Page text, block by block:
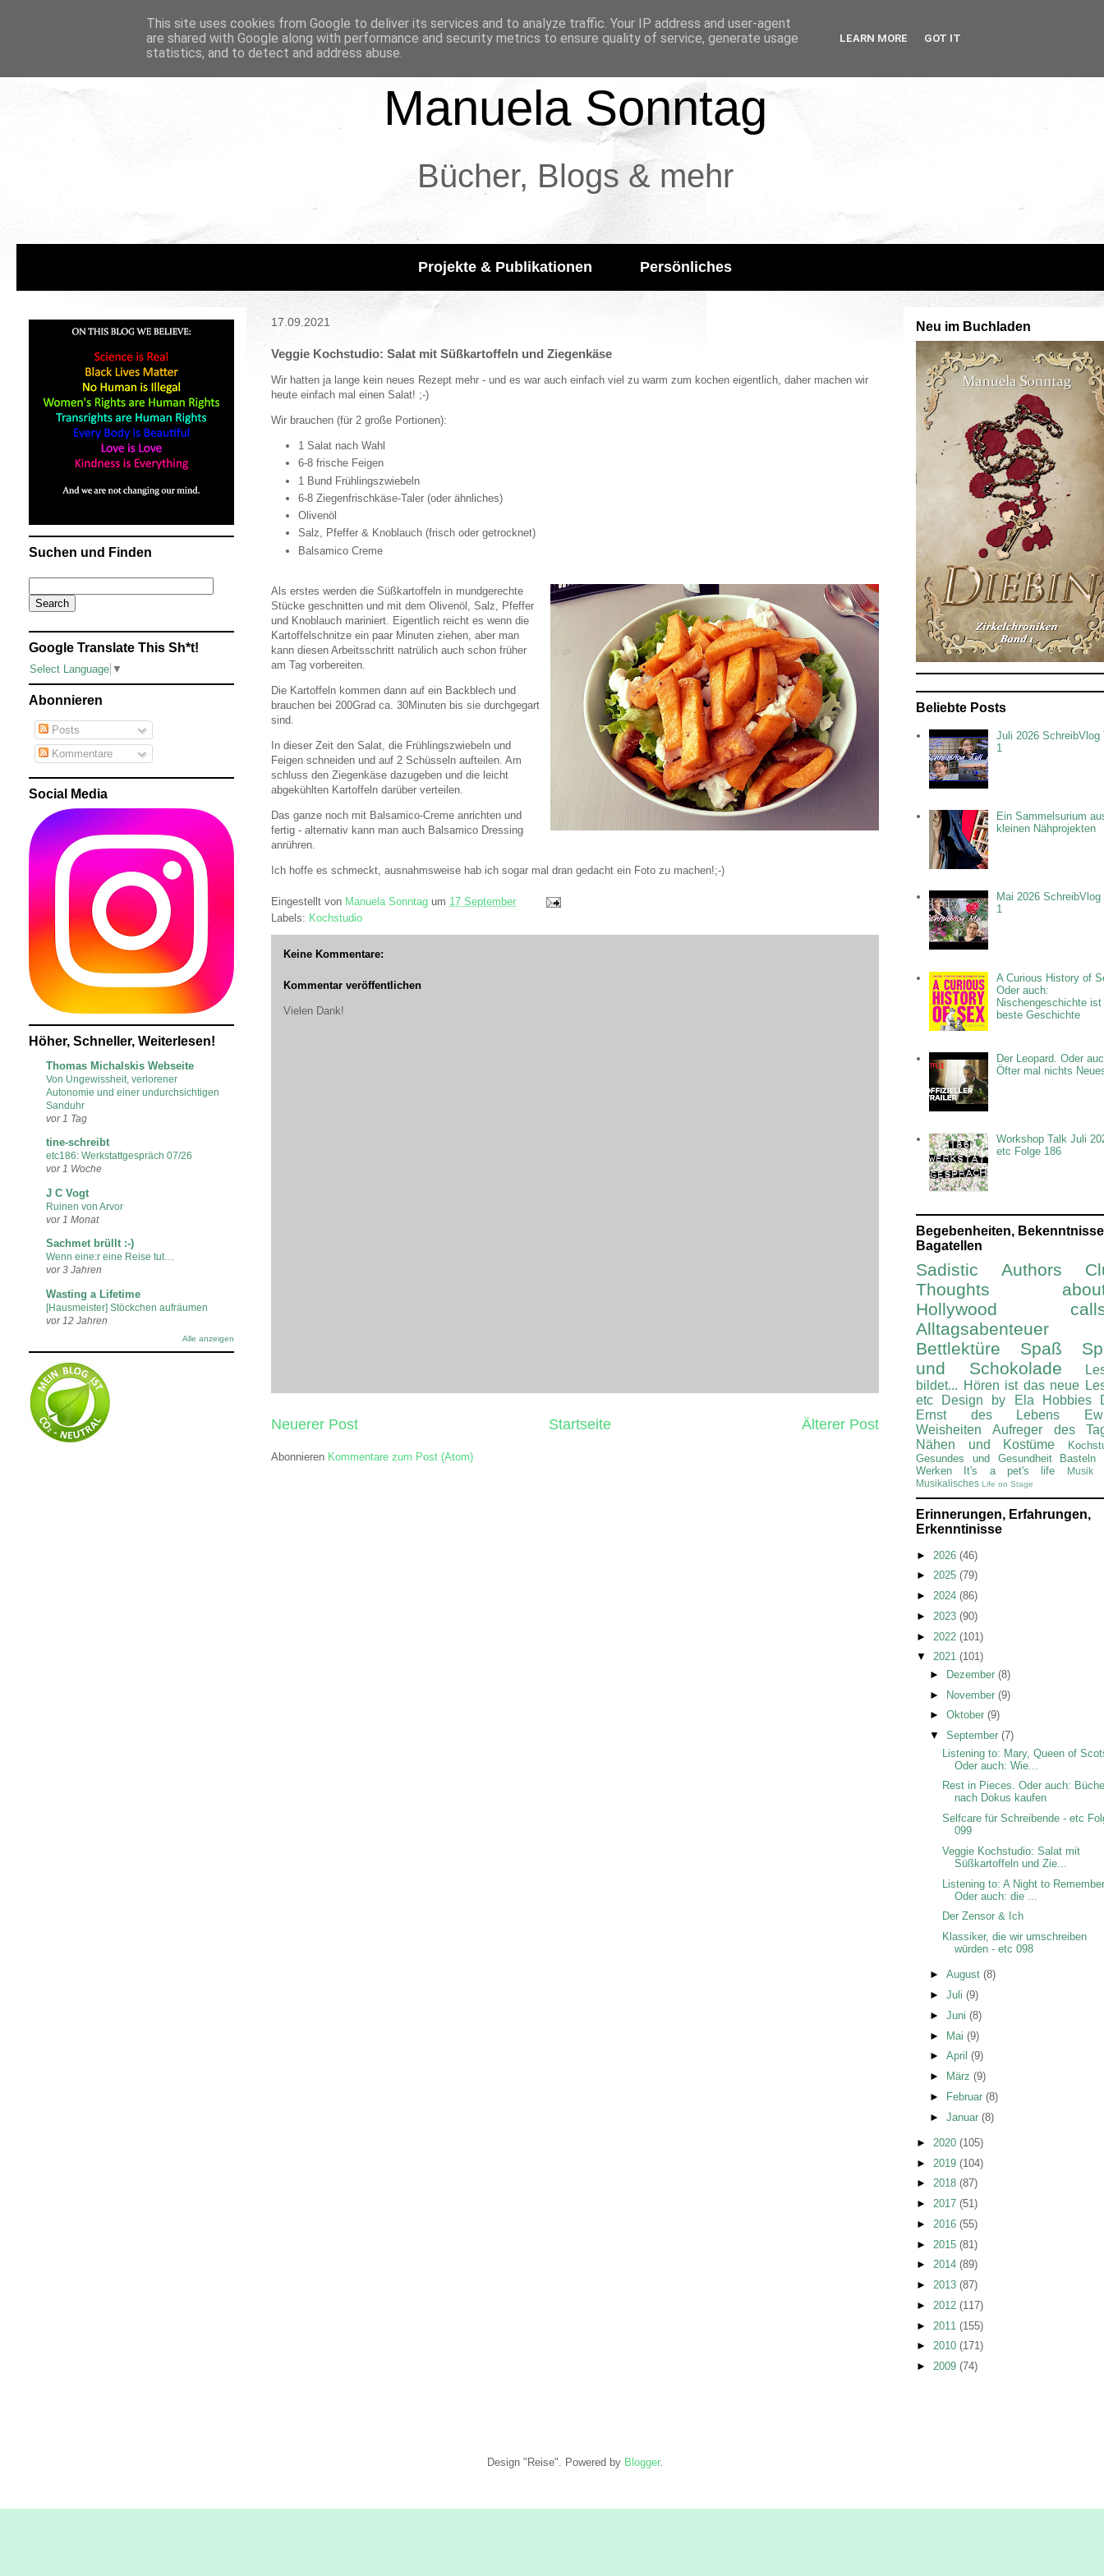
Manuela Sonntag
Bücher, Blogs & mehr
Projekte & Publikationen Persönliches
17.09.2021
Veggie Kochstudio: Salat mit Süßkartoffeln und Ziegenkäse
Wir hatten ja lange kein neues Rezept mehr - und es war auch einfach viel zu warm zum kochen eigentlich, daher machen wir
heute einfach mal einen Salat! ;-)
Wir brauchen (für 2 große Portionen):
1 Salat nach Wahl
6-8 frische Feigen
1 Bund Frühlingszwiebeln
6-8 Ziegenfrischkäse-Taler (oder ähnliches)
Olivenöl
Salz, Pfeffer & Knoblauch (frisch oder getrocknet)
Balsamico Creme
Als erstes werden die Süßkartoffeln in mundgerechte
Stücke geschnitten und mit dem Olivenöl, Salz, Pfeffer
und Knoblauch mariniert. Eigentlich reicht es wenn die
Kartoffelschnitze ein paar Minuten ziehen, aber man
kann diesen Arbeitsschritt natrülich auch schon früher
am Tag vorbereiten.
Die Kartoffeln kommen dann auf ein Backblech und
brauchen bei 200Grad ca. 30Minuten bis sie durchgegart
sind.
In dieser Zeit den Salat, die Frühlingszwiebeln und
Feigen schneiden und auf 2 Schüsseln aufteilen. Am
schluss den Ziegenkäse dazugeben und die leicht
abgekühlten Kartoffeln darüber verteilen.
Das ganze noch mit Balsamico-Creme anrichten und
fertig - alternativ kann man auch Balsamico Dressing
anrühren.
Ich hoffe es schmeckt, ausnahmsweise hab ich sogar mal dran gedacht ein Foto zu machen!;-)
Eingestellt von Manuela Sonntag um 17 September
Labels: Kochstudio
Keine Kommentare:
Kommentar veröffentlichen
Vielen Dank!
Neuerer Post Älterer Post
Startseite
Abonnieren Kommentare zum Post (Atom)
Suchen und Finden
Google Translate This Sh*t!
Select Language ▼
Abonnieren
Posts
Kommentare
Social Media
Höher, Schneller, Weiterlesen!
Thomas Michalskis Webseite
Von Ungewissheit, verlorener
Autonomie und einer undurchsichtigen
Sanduhr
vor 1 Tag
tine-schreibt
etc186: Werkstattgespräch 07/26
vor 1 Woche
J C Vogt
Ruinen von Arvor
vor 1 Monat
Sachmet brüllt :-)
Wenn eine:r eine Reise tut…
vor 3 Jahren
Wasting a Lifetime
[Hausmeister] Stöckchen aufräumen
vor 12 Jahren
Alle anzeigen
Neu im Buchladen
Beliebte Posts
Juli 2026 SchreibVlog
1
Ein Sammelsurium
kleinen Nähprojekten
Mai 2026 SchreibVlog
1
A Curious History of
Oder auch:
Nischengeschichte ist
beste Geschichte
Der Leopard. Oder
Öfter mal nichts
Workshop Talk Juli
etc Folge 186
Begebenheiten,
Bagatellen
Sadistic Authors
Thoughts
Hollywood
Alltagsabenteuer
Bettlektüre
Spaß
und Schokolade
bildet... Hören ist das neue
etc
Design by Ela Hobbies
Ernst des Lebens
Weisheiten
Aufreger des
Nähen und Kostüme
Gesundes und Gesundheit
Basteln
Werken
It's a pet's life
Musik
Musikalisches Life on Stage
Erinnerungen, Erfahrungen,
Erkenntinisse
► 2026 (46)
► 2025 (79)
► 2024 (86)
► 2023 (90)
► 2022 (101)
▼ 2021 (101)
►
Dezember (8)
► November (9)
► Oktober (9)
▼ September (7)
Listening to: Mary, Queen of
Oder auch: Wie...
Rest in Pieces. Oder auch:
nach Dokus kaufen
Selfcare für Schreibende - etc
099
Veggie Kochstudio: Salat mit
Süßkartoffeln und Zie...
Listening to: A Night to
Oder auch: die ...
Der Zensor & Ich
Klassiker, die wir umschreiben
würden - etc 098
► August (8)
► Juli (9)
► Juni (8)
► Mai (9)
► April (9)
►
März (9)
►
Februar (8)
► Januar (8)
► 2020 (105)
► 2019 (104)
► 2018 (87)
► 2017 (51)
► 2016 (55)
► 2015 (81)
► 2014 (89)
► 2013 (87)
► 2012 (117)
► 2011 (155)
► 2010 (171)
► 2009 (74)
Design "Reise". Powered by Blogger.
This site uses cookies from Google to deliver its services and to analyze traffic. Your IP address and user-agent
are shared with Google along with performance and security metrics to ensure quality of service, generate usage
statistics, and to detect and address abuse.
LEARN MORE GOT IT